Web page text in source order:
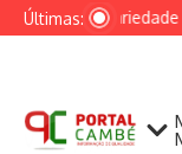
Ir para o conteúdo
Últimas:
PRD e